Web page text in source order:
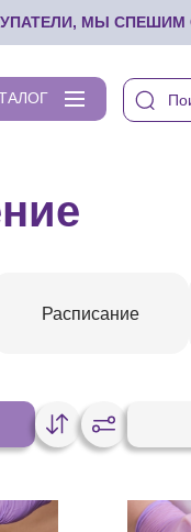
МЫ СПЕШИМ
Расписание